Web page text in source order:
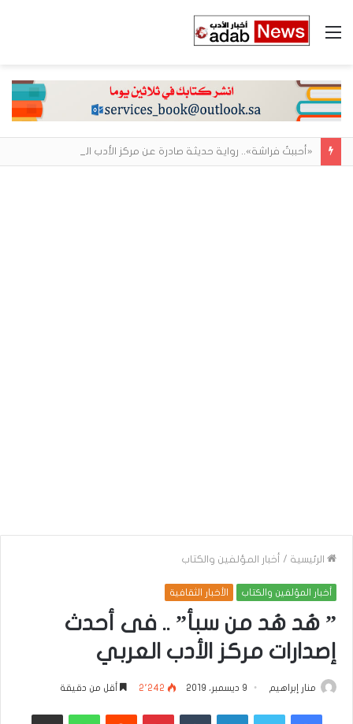
القائمة
الرئيسية / أخبار المؤلفين والكتاب
أخبار المؤلفين والكتاب الأخبار الثقافية
” هُد هُد من سبأ” .. فى أحدث
إصدارات مركز الأدب العربي
منار إبراهيم 9 ديسمبر، 2019 2٬242 أقل من دقيقة
فيسبوكتويتر لينكدإن ‏Tumblr بينتيريست
‏Reddit واتساب مشاركة عبر البريد